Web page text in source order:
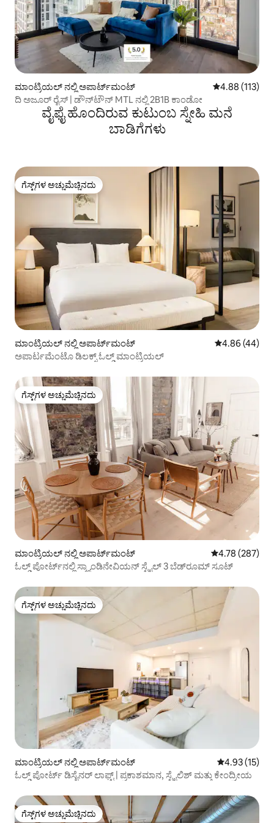
ಮಾಂಟ್ರಿಯಲ್ ನಲ್ಲಿ ಅಪಾರ್ಟ್‌ಮಂಟ್ 5 ರಲ್ಲಿ 4.88
4.88 (113)
ದಿ ಅಜೂರ್ ರೈಸ್ | ಡೌನ್‌ಟೌನ್ MTL ನಲ್ಲಿ 2B1B ಕಾಂಡೋ
ವೈಫೈ ಹೊಂದಿರುವ ಕುಟುಂಬ ಸ್ನೇಹಿ ಮನೆ
ಬಾಡಿಗೆಗಳು
ಗೆಸ್ಟ್‌ಗಳ ಅಚ್ಚುಮೆಚ್ಚಿನದು
ಗೆಸ್ಟ್‌ಗಳ ಅಚ್ಚುಮೆಚ್ಚಿನದು
ಮಾಂಟ್ರಿಯಲ್ ನಲ್ಲಿ ಅಪಾರ್ಟ್‌ಮಂಟ್ 5 ರಲ್ಲಿ 4.86
4.86 (44)
ಅಪಾರ್ಟಮೆಂಟೊ ಡಿಲಕ್ಸ್ ಓಲ್ಡ್ ಮಾಂಟ್ರಿಯಲ್
ಗೆಸ್ಟ್‌ಗಳ ಅಚ್ಚುಮೆಚ್ಚಿನದು
ಗೆಸ್ಟ್‌ಗಳ ಅಚ್ಚುಮೆಚ್ಚಿನದು
ಮಾಂಟ್ರಿಯಲ್ ನಲ್ಲಿ ಅಪಾರ್ಟ್‌ಮಂಟ್ 5 ರಲ್ಲಿ 4.78
4.78 (287)
ಓಲ್ಡ್ ಪೋರ್ಟ್‌ನಲ್ಲಿ ಸ್ಕ್ಯಾಂಡಿನೇವಿಯನ್ ಸ್ಟೈಲ್ 3 ಬೆಡ್‌ರೂಮ್ ಸೂಟ್
ಗೆಸ್ಟ್‌ಗಳ ಅಚ್ಚುಮೆಚ್ಚಿನದು
ಗೆಸ್ಟ್‌ಗಳ ಅಚ್ಚುಮೆಚ್ಚಿನದು
ಮಾಂಟ್ರಿಯಲ್ ನಲ್ಲಿ ಅಪಾರ್ಟ್‌ಮಂಟ್ 5 ರಲ್ಲಿ 4.93
4.93 (15)
ಓಲ್ಡ್ ಪೋರ್ಟ್ ಡಿಸೈನರ್ ಲಾಫ್ಟ್ | ಪ್ರಕಾಶಮಾನ, ಸ್ಟೈಲಿಶ್ ಮತ್ತು ಕೇಂದ್ರೀಯ
ಗೆಸ್ಟ್‌ಗಳ ಅಚ್ಚುಮೆಚ್ಚಿನದು
ಗೆಸ್ಟ್‌ಗಳ ಅಚ್ಚುಮೆಚ್ಚಿನದು